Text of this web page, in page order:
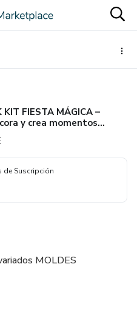
KIT FIESTA MÁGICA –
y crea momentos
de Suscripción
MOLDES